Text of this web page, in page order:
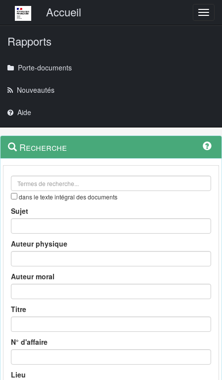
Menu principalAccueil
Rapports
Porte-documents
Nouveautés
Aide
Navigation
outils
Menu
contextuel
Recherche
dans le texte intégral des documents
Sujet
Auteur physique
Auteur moral
Titre
N° d'affaire
Lieu